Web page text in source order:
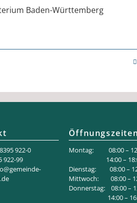
Baden-Württemberg
922-0
922-99
Öffnungszeiten
Montag: 08:00 –
14:00 –
Dienstag: 08:00 –
Mittwoch: 08:00 –
Donnerstag: 08:00 –
14:00 –